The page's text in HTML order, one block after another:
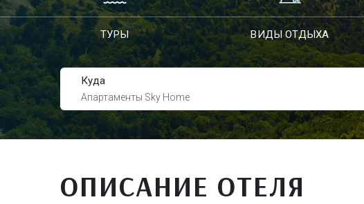
ТУРЫ ВИДЫ ОТДЫХА
Куда
Апартаменты Sky Home
ОПИСАНИЕ ОТЕЛЯ